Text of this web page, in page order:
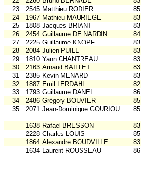
23
2545 Matthieu RODIER 85
24
1967 Mathieu MAURIEGE 83
25
1808 Jacques BRIANT 83
26
2454 Guillaume DE NARDIN 84
27
2225 Guillaume KNOPF 83
28
2084 Julien PUILL 83
29
1810 Yann CHANTREAU 83
30
2163 Arnaud BAILLET 83
31
2385 Kevin MENARD 83
32
1887 Emil LERDAHL 82
33
1793 Guillaume DANEL 86
34
2486 Grégory BOUVIER 85
35
2071 Jean-Dominique GOURIOU 85
1638 Rafael BRESSON 83
2228 Charles LOUIS 85
1864 Alexandre BOUDVILLE 83
1634 Laurent ROUSSEAU 86